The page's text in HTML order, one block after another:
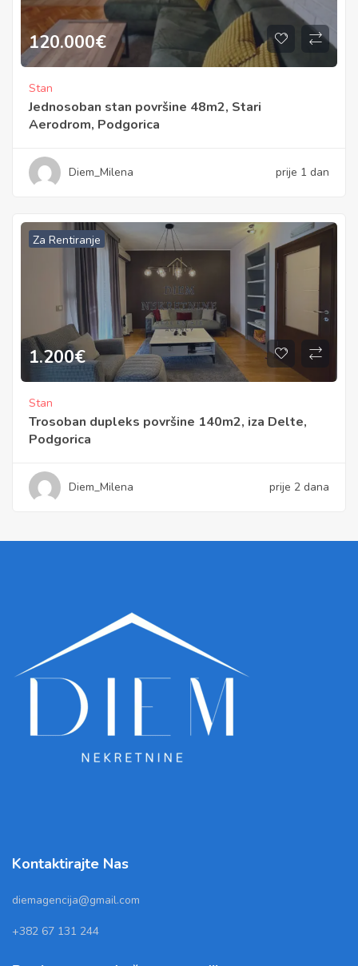
120.000€
Stan
Jednosoban stan površine 48m2, Stari
Aerodrom, Podgorica
Diem_Milena prije 1 dan
Za Rentiranje
1.200€
Stan
Trosoban dupleks površine 140m2, iza Delte,
Podgorica
Diem_Milena prije 2 dana
Kontaktirajte Nas
diemagencija@gmail.com
+382 67 131 244